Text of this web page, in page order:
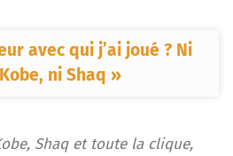
avec qui j’ai joué ? Ni
ni Shaq »
Shaq et toute la clique,